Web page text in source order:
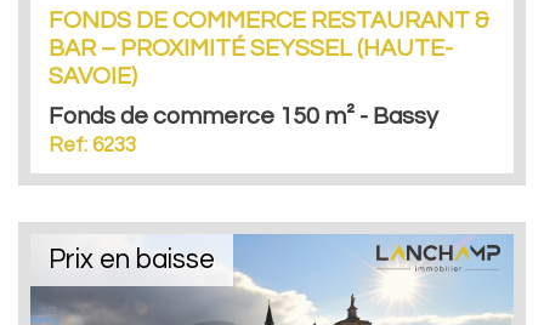
FONDS DE COMMERCE RESTAURANT &
BAR – PROXIMITÉ SEYSSEL (HAUTE-
SAVOIE)
Fonds de commerce 150 m² - Bassy
Ref: 6233
Prix en baisse